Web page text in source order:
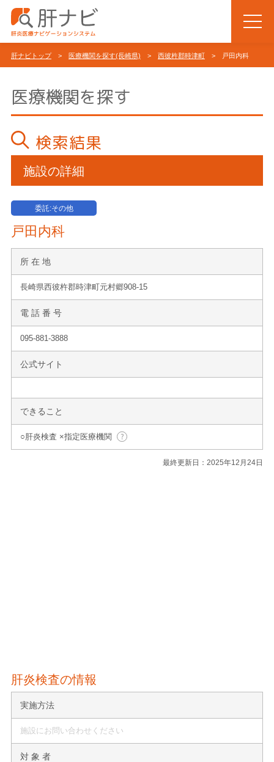
肝ナビトップ> 医療機関を探す(長崎県) > 西彼杵郡時津町 > 戸田内科
医療機関を探す
検索結果
施設の詳細
委託:その他
戸田内科
所 在 地
長崎県西彼杵郡時津町元村郷908-15
電 話 番 号
095-881-3888
公式サイト
できること
○肝炎検査 ×指定医療機関
最終更新日：2025年12月24日
肝炎検査の情報
実施方法
施設にお問い合わせください
対 象 者